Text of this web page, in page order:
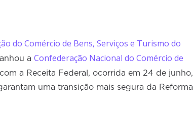
do Comércio de Bens, Serviços e Turismo do
a Confederação Nacional do Comércio de
a Receita Federal, ocorrida em 24 de junho,
uma transição mais segura da Reforma